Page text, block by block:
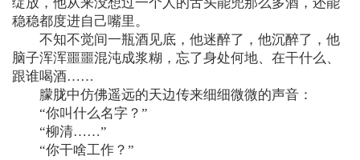
稳稳都度进自己嘴里。
不知不觉间一瓶酒见底，他迷醉了，他沉醉了，他
脑子浑浑噩噩混沌成浆糊，忘了身处何地、在干什么、
跟谁喝酒……
朦胧中仿佛遥远的天边传来细细微微的声音：
“你叫什么名字？”
“柳清……”
“你干啥工作？”